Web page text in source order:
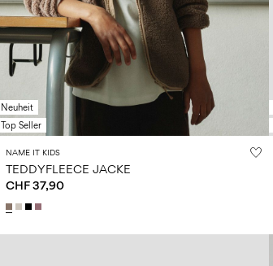
Neuheit
Top Seller
NAME IT KIDS
TEDDYFLEECE JACKE
CHF 37,90